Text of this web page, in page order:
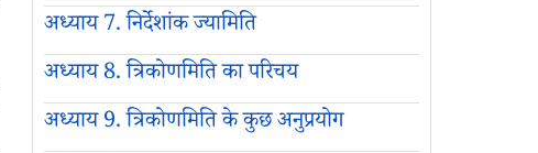
अध्याय 7. निर्देशांक ज्यामिति
अध्याय 8. त्रिकोणमिति का परिचय
अध्याय 9. त्रिकोणमिति के कुछ अनुप्रयोग